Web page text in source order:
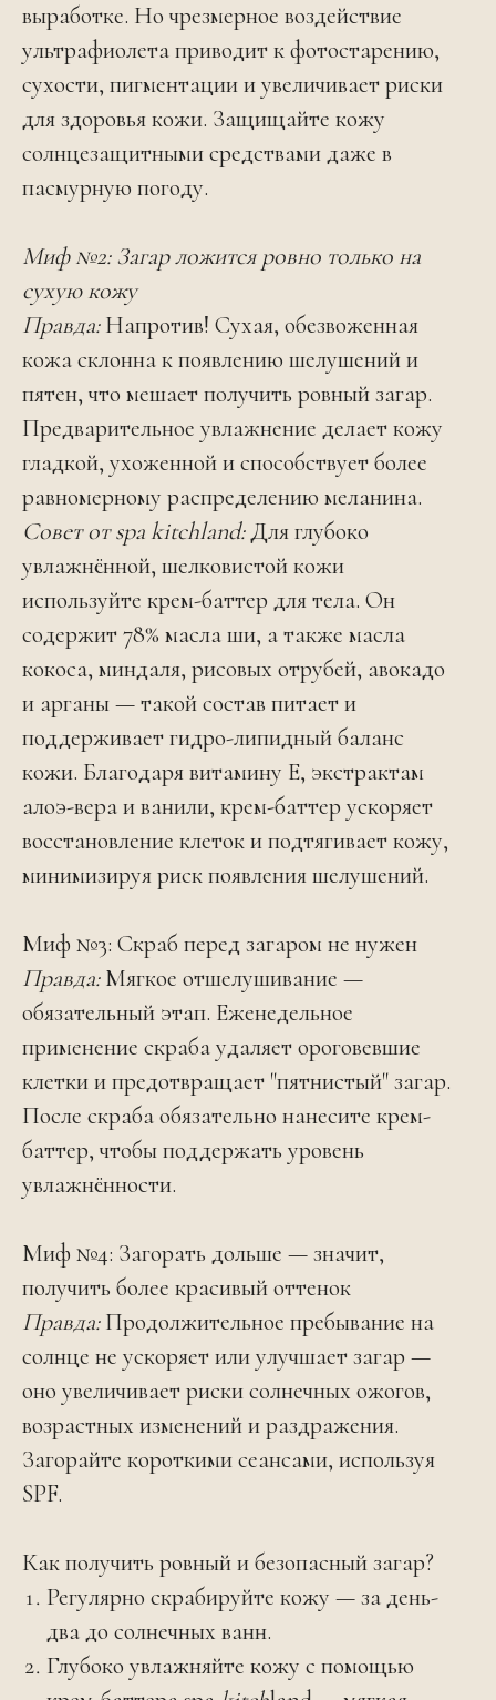
выработке. Но чрезмерное воздействие
ультрафиолета приводит к фотостарению,
сухости, пигментации и увеличивает риски
для здоровья кожи. Защищайте кожу
солнцезащитными средствами даже в
пасмурную погоду.
Миф №2: Загар ложится ровно только на
сухую кожу
Правда:Напротив! Сухая, обезвоженная
кожа склонна к появлению шелушений и
пятен, что мешает получить ровный загар.
Предварительное увлажнение делает кожу
гладкой, ухоженной и способствует более
равномерному распределению меланина.
Совет от spa kitchland:Для глубоко
увлажнённой, шелковистой кожи
используйте крем-баттер для тела. Он
содержит 78% масла ши, а также масла
кокоса, миндаля, рисовых отрубей, авокадо
и арганы — такой состав питает и
поддерживает гидро-липидный баланс
кожи. Благодаря витамину Е, экстрактам
алоэ-вера и ванили, крем-баттер ускоряет
восстановление клеток и подтягивает кожу,
минимизируя риск появления шелушений.
Миф №3: Скраб перед загаром не нужен
Правда:Мягкое отшелушивание —
обязательный этап. Еженедельное
применение скраба удаляет ороговевшие
клетки и предотвращает "пятнистый" загар.
После скраба обязательно нанесите крем-
баттер, чтобы поддержать уровень
увлажнённости.
Миф №4: Загорать дольше — значит,
получить более красивый оттенок
Правда:Продолжительное пребывание на
солнце не ускоряет или улучшает загар —
оно увеличивает риски солнечных ожогов,
возрастных изменений и раздражения.
Загорайте короткими сеансами, используя
SPF.
Как получить ровный и безопасный загар?
Регулярно скрабируйте кожу — за день-
два до солнечных ванн.
Глубоко увлажняйте кожу с помощью